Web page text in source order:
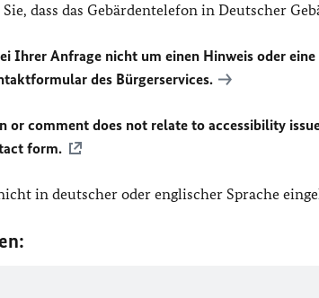
dass das Gebärdentelefon in Deutscher
Ihrer Anfrage nicht um einen Hinweis oder
des Bürgerservices.
or comment does not relate to accessibility
form.
in deutscher oder englischer Sprache